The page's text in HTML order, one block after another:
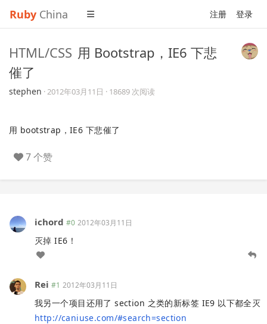
Ruby China 注册 登录
HTML/CSS 用 Bootstrap，IE6 下悲
催了
stephen ·2012年03月11日 · 18689 次阅读
用 bootstrap，IE6 下悲催了
7 个赞
ichord #0 2012年03月11日
灭掉 IE6！
Rei #1 2012年03月11日
我另一个项目还用了 section 之类的新标签 IE9 以下都全灭
http://caniuse.com/#search=section